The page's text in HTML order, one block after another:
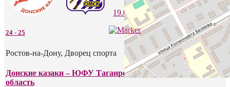
19.09.2022
24 - 25
Ростов-на-Дону, Дворец спорта
Донские казаки – ЮФУ Таганрог — Скиф Омская
область